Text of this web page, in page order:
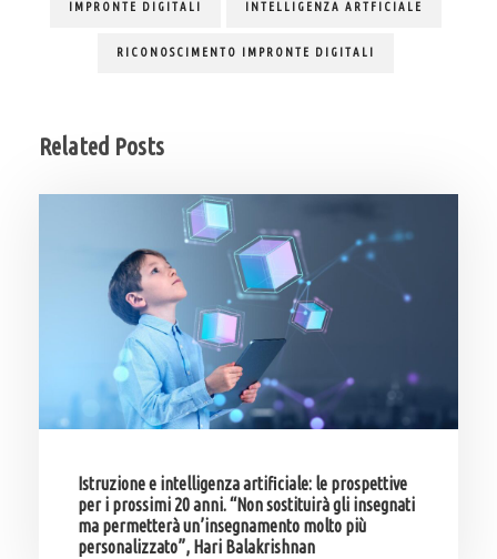
IMPRONTE DIGITALI INTELLIGENZA ARTFICIALE
RICONOSCIMENTO IMPRONTE DIGITALI
Related Posts
Istruzione e intelligenza artificiale: le prospettive
per i prossimi 20 anni. “Non sostituirà gli insegnati
ma permetterà un’insegnamento molto più
personalizzato”, Hari Balakrishnan